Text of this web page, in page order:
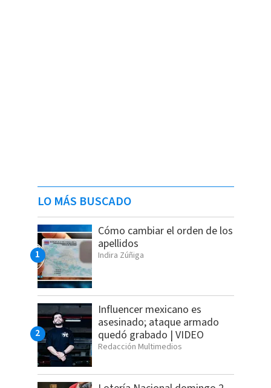
LO MÁS BUSCADO
Cómo cambiar el orden de los
apellidos
Indira Zúñiga
Influencer mexicano es
asesinado; ataque armado
quedó grabado | VIDEO
Redacción Multimedios